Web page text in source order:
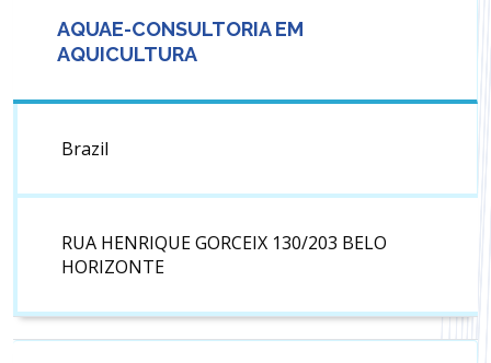
AQUAE-CONSULTORIA EM
AQUICULTURA
Brazil
RUA HENRIQUE GORCEIX 130/203 BELO
HORIZONTE